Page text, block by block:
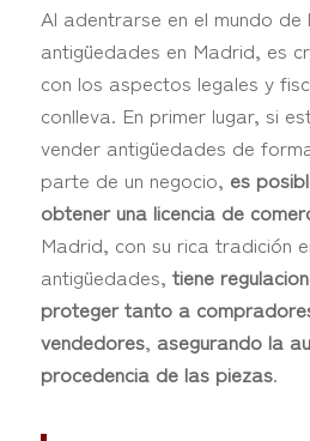
Al adentrarse en el mundo
antigüedades en Madrid, es
con los aspectos legales y
conlleva. En primer lugar, si
vender antigüedades de
parte de un negocio, es
obtener una licencia de
Madrid, con su rica tradición
antigüedades, tiene
proteger tanto a
vendedores, asegurando la
procedencia de las piezas.